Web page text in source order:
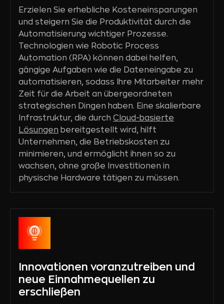
Erzielen Sie erhebliche Kosteneinsparungen
und steigern Sie die Produktivität durch die
Automatisierung wichtiger Prozesse.
Technologien wie Robotic Process
Automation (RPA) können dabei helfen,
gängige Aufgaben wie die Dateneingabe zu
automatisieren, sodass Ihre Mitarbeiter mehr
Zeit für die Arbeit an übergeordneten
strategischen Dingen haben. Eine skalierbare
Infrastruktur, die durch Cloud-basierte
Lösungen bereitgestellt wird, hilft
Unternehmen, die Betriebskosten zu
minimieren, und ermöglicht ihnen so zu
wachsen, ohne große Investitionen in
physische Hardware tätigen zu müssen.
Innovationen voranzutreiben und
neue Einnahmequellen zu
erschließen